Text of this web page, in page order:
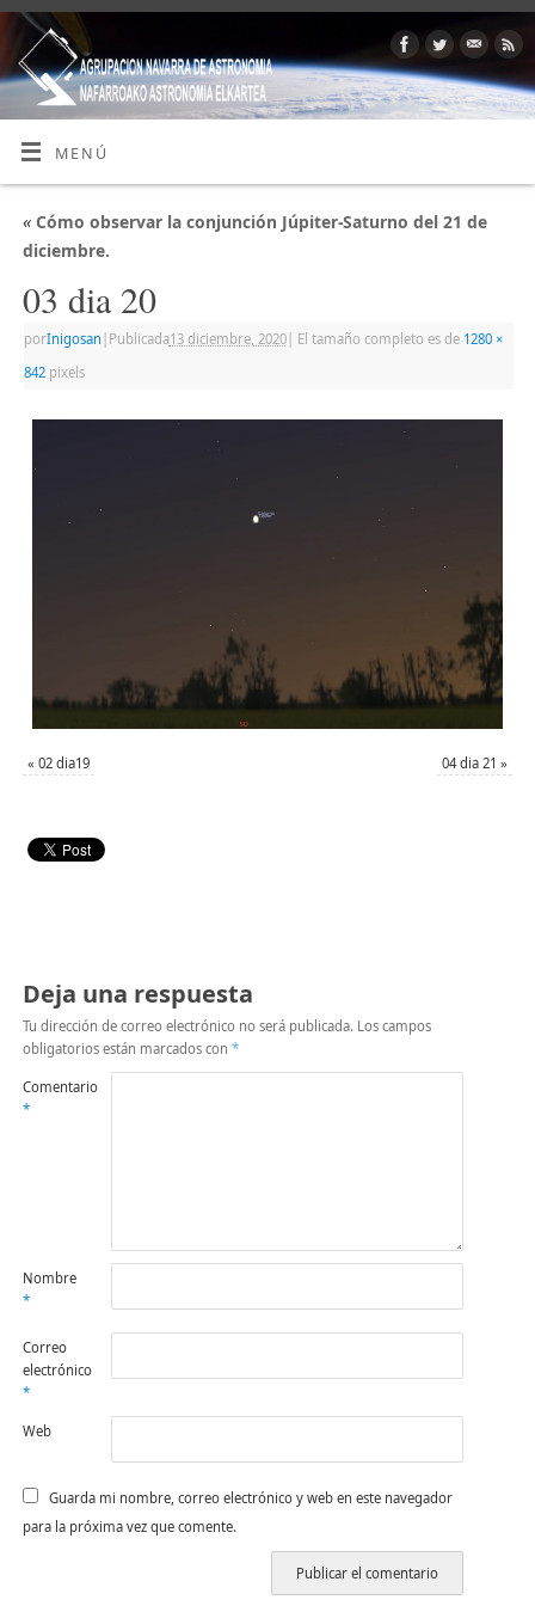
MENÚ
«Cómo observar la conjunción Júpiter-Saturno del 21 de
diciembre.
03 dia 20
porInigosan Publicada13 diciembre, 2020| El tamaño completo es de 1280 ×
842pixels
« 02 dia19 04 dia 21 »
Deja una respuesta
Tu dirección de correo electrónico no será publicada. Los campos
obligatorios están marcados con *
Comentario
*
Nombre
*
Correo
electrónico
*
Web
Guarda mi nombre, correo electrónico y web en este navegador
para la próxima vez que comente.